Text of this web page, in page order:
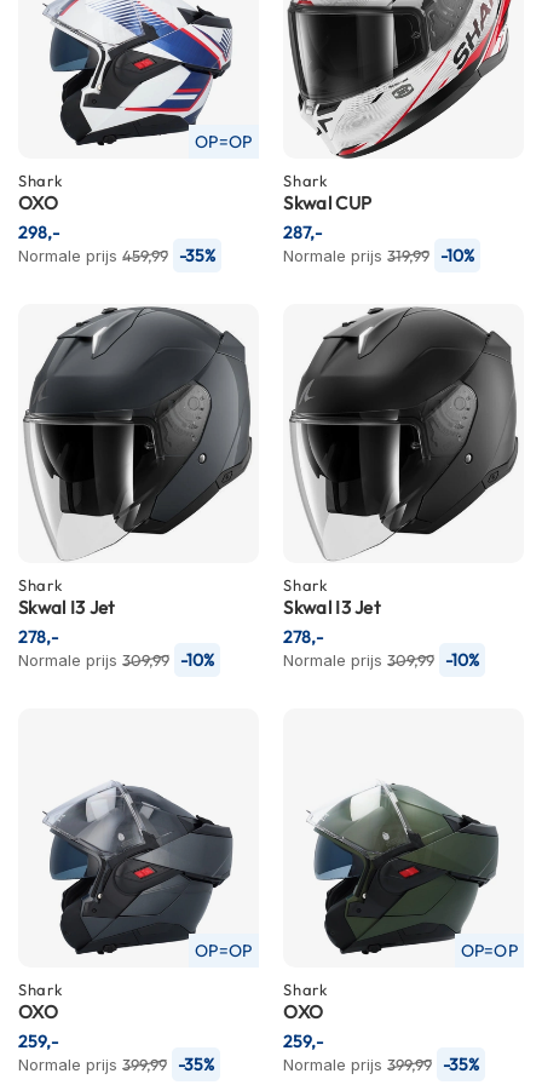
m
l
e
m
o
e
l
m
e
n
F
p
b
a
c
n
o
t
o
r
OP=OP
Shark
OXO
Normale prijs 459,99 -35%
298,-
Shark
Skwal CUP
Normale prijs 319,99 -10%
287,-
Shark
Skwal I3 Jet
Normale prijs 309,99 -10%
278,-
Shark
Skwal I3 Jet
Normale prijs 309,99 -10%
278,-
OP=OP
Shark
OXO
Normale prijs 399,99 -35%
259,-
OP=OP
Shark
OXO
Normale prijs 399,99 -35%
259,-